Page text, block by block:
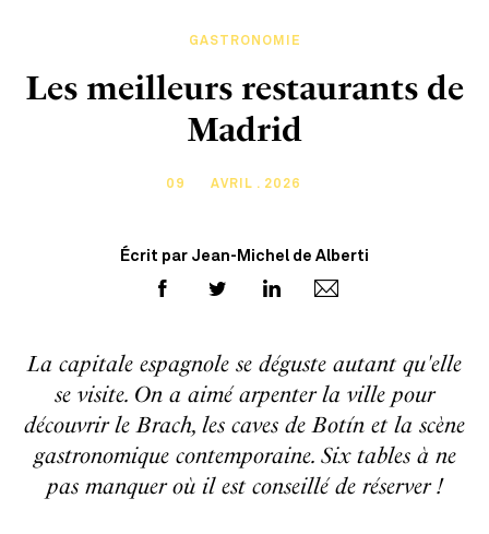
GASTRONOMIE
Les meilleurs restaurants de
Madrid
09 AVRIL . 2026
Écrit par Jean-Michel de Alberti
La capitale espagnole se déguste autant qu'elle
se visite. On a aimé arpenter la ville pour
découvrir le Brach, les caves de Botín et la scène
gastronomique contemporaine. Six tables à ne
pas manquer où il est conseillé de réserver !